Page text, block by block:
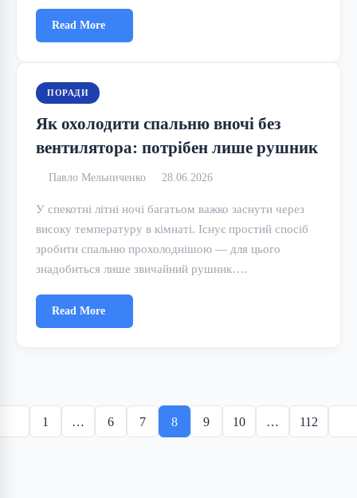
Read More
ПОРАДИ
Як охолодити спальню вночі без
вентилятора: потрібен лише рушник
Павло Мельниченко 28.06.2026
У спекотні літні ночі багатьом важко заснути через
високу температуру в кімнаті. Існує простий спосіб
зробити спальню прохолоднішою — для цього
знадобиться лише звичайний рушник….
Read More
pagination
1 … 6 7 8 9 10 … 112